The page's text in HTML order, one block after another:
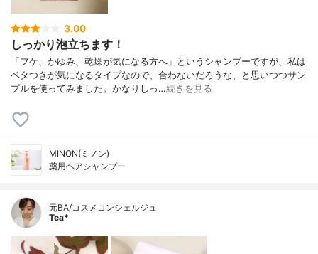
3.00
しっかり泡立ちます！
「フケ、かゆみ、乾燥が気になる方へ」というシャンプーですが、私は
ベタつきが気になるタイプなので、合わないだろうな、と思いつつサン
プルを使ってみました。かなりしっ…続きを見る
MINON(ミノン)
薬用ヘアシャンプー
元BA/コスメコンシェルジュ
Tea*